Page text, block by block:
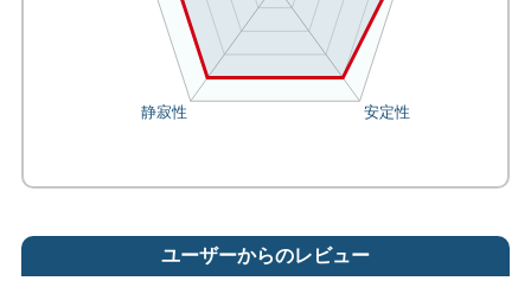
ユーザーからのレビュー